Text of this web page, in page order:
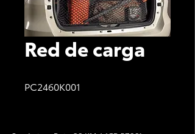
Red de carga
PC2460K001